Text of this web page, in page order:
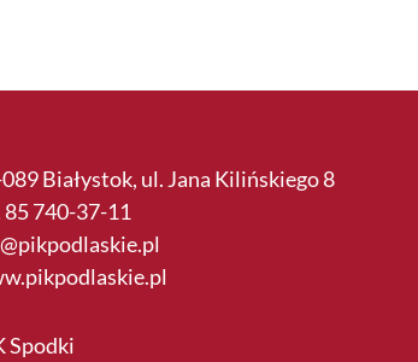
Białystok, ul. Jana Kilińskiego 8
85 740-37-11
Spodki